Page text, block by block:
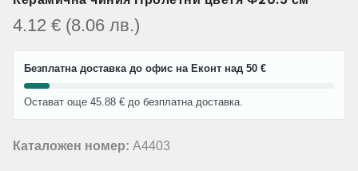
4.12 € (8.06 лв.)
Безплатна доставка до офис на Еконт над 50 €
Остават още 45.88 € до безплатна доставка.
Каталожен номер: A4403